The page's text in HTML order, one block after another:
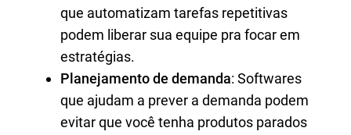
que automatizam tarefas repetitivas
podem liberar sua equipe pra focar em
estratégias.
Planejamento de demanda: Softwares
que ajudam a prever a demanda podem
evitar que você tenha produtos parados